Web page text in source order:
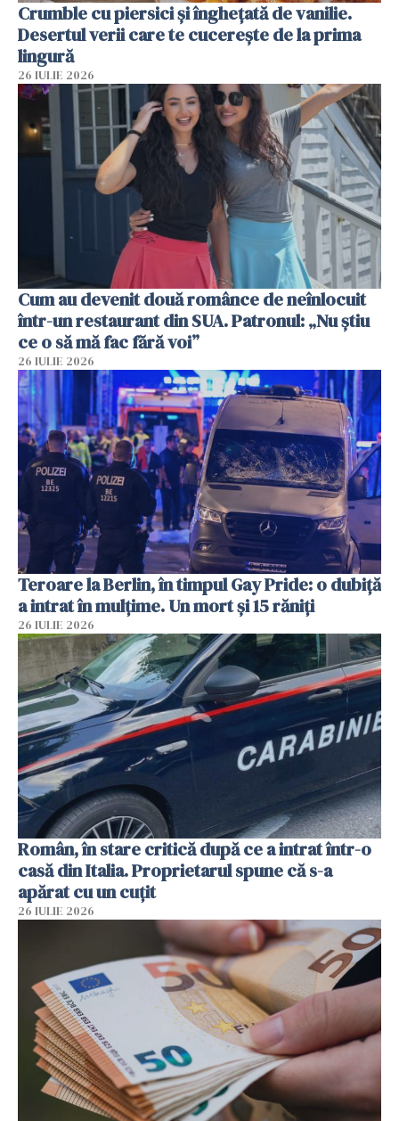
Crumble cu piersici și înghețată de vanilie.
Desertul verii care te cucerește de la prima
lingură
26 IULIE 2026
Cum au devenit două românce de neînlocuit
într-un restaurant din SUA. Patronul: „Nu știu
ce o să mă fac fără voi”
26 IULIE 2026
Teroare la Berlin, în timpul Gay Pride: o dubiță
a intrat în mulțime. Un mort și 15 răniți
26 IULIE 2026
Român, în stare critică după ce a intrat într-o
casă din Italia. Proprietarul spune că s-a
apărat cu un cuțit
26 IULIE 2026